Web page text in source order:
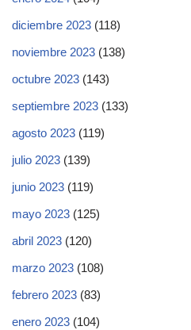
diciembre 2023 (118)
noviembre 2023 (138)
octubre 2023 (143)
septiembre 2023 (133)
agosto 2023 (119)
julio 2023 (139)
junio 2023 (119)
mayo 2023 (125)
abril 2023 (120)
marzo 2023 (108)
febrero 2023 (83)
enero 2023 (104)